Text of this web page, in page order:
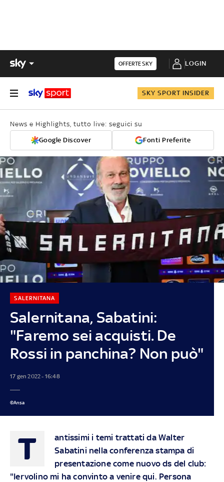
OFFERTE SKY LOGIN
SKY SPORT INSIDER
News e Highlights, tutto live: seguici su
Google Discover Fonti Preferite
Salernitana, Sabatini:
"Faremo sei acquisti. De
Rossi in panchina? Non può"
SALERNITANA
17 gen 2022 - 16:48
©Ansa
T
antissimi i temi trattati da Walter
Sabatini nella conferenza stampa di
presentazione come nuovo ds del club:
"Iervolino mi ha convinto a venire qui. Persona